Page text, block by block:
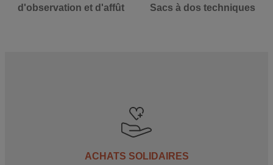
d'observation et d'affût
Sacs à dos techniques
ACHATS SOLIDAIRES